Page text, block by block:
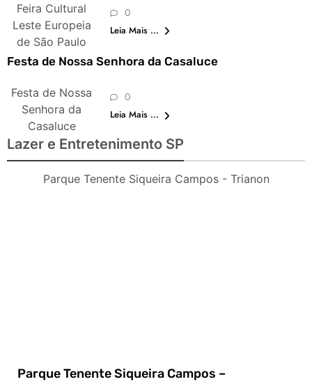
Feira Cultural
Leste Europeia
de São Paulo
0
Leia Mais ...
Festa de Nossa Senhora da Casaluce
Festa de Nossa
Senhora da
Casaluce
0
Leia Mais ...
Lazer e Entretenimento SP
Parque Tenente Siqueira Campos - Trianon
Parque Tenente Siqueira Campos –